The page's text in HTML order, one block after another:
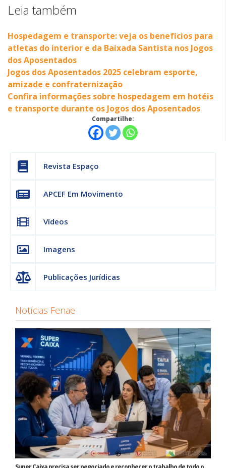
Leia também
Hospedagem e transporte: veja os benefícios para
atletas do interior e da Baixada Santista nos Jogos
dos Aposentados
Jogos dos Aposentados 2025 celebram esporte,
amizade e confraternização
Confira informações sobre hospedagem em hotéis
e transporte durante os Jogos dos Aposentados
Compartilhe:
Revista Espaço
APCEF Em Movimento
Vídeos
Imagens
Publicações Jurídicas
Notícias Fenae